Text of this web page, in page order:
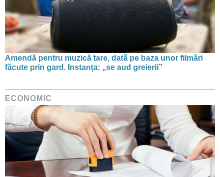
Amendă pentru muzică tare, dată pe baza unor filmări
făcute prin gard. Instanța: „se aud greierii”
ECONOMIC